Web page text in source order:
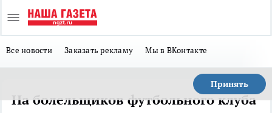
Все новости Заказать рекламу Мы в ВКонтакте
Принять
На болельщиков футбольного клуба